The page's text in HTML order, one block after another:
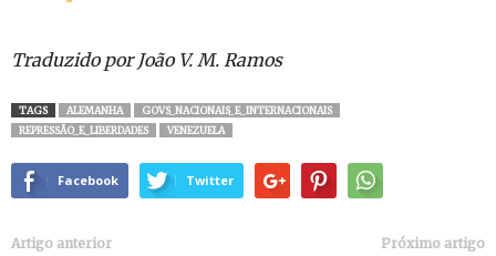
Traduzido por João V. M. Ramos
TAGS ALEMANHA
GOVS_NACIONAIS_E_INTERNACIONAIS
REPRESSÃO_E_LIBERDADES
VENEZUELA
Facebook Twitter
Artigo anterior Próximo artigo